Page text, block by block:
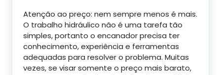
Atenção ao preço: nem sempre menos é mais.
O trabalho hidráulico não é uma tarefa tão
simples, portanto o encanador precisa ter
conhecimento, experiência e ferramentas
adequadas para resolver o problema. Muitas
vezes, se visar somente o preço mais barato,